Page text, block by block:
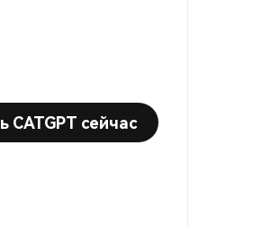
CATGPT сейчас